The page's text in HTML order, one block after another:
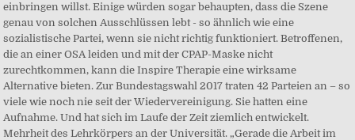
einbringen willst. Einige würden sogar behaupten, dass die Szene
genau von solchen Ausschlüssen lebt - so ähnlich wie eine
sozialistische Partei, wenn sie nicht richtig funktioniert. Betroffenen,
die an einer OSA leiden und mit der CPAP-Maske nicht
zurechtkommen, kann die Inspire Therapie eine wirksame
Alternative bieten. Zur Bundestagswahl 2017 traten 42 Parteien an – so
viele wie noch nie seit der Wiedervereinigung. Sie hatten eine
Aufnahme. Und hat sich im Laufe der Zeit ziemlich entwickelt.
Mehrheit des Lehrkörpers an der Universität. „Gerade die Arbeit im